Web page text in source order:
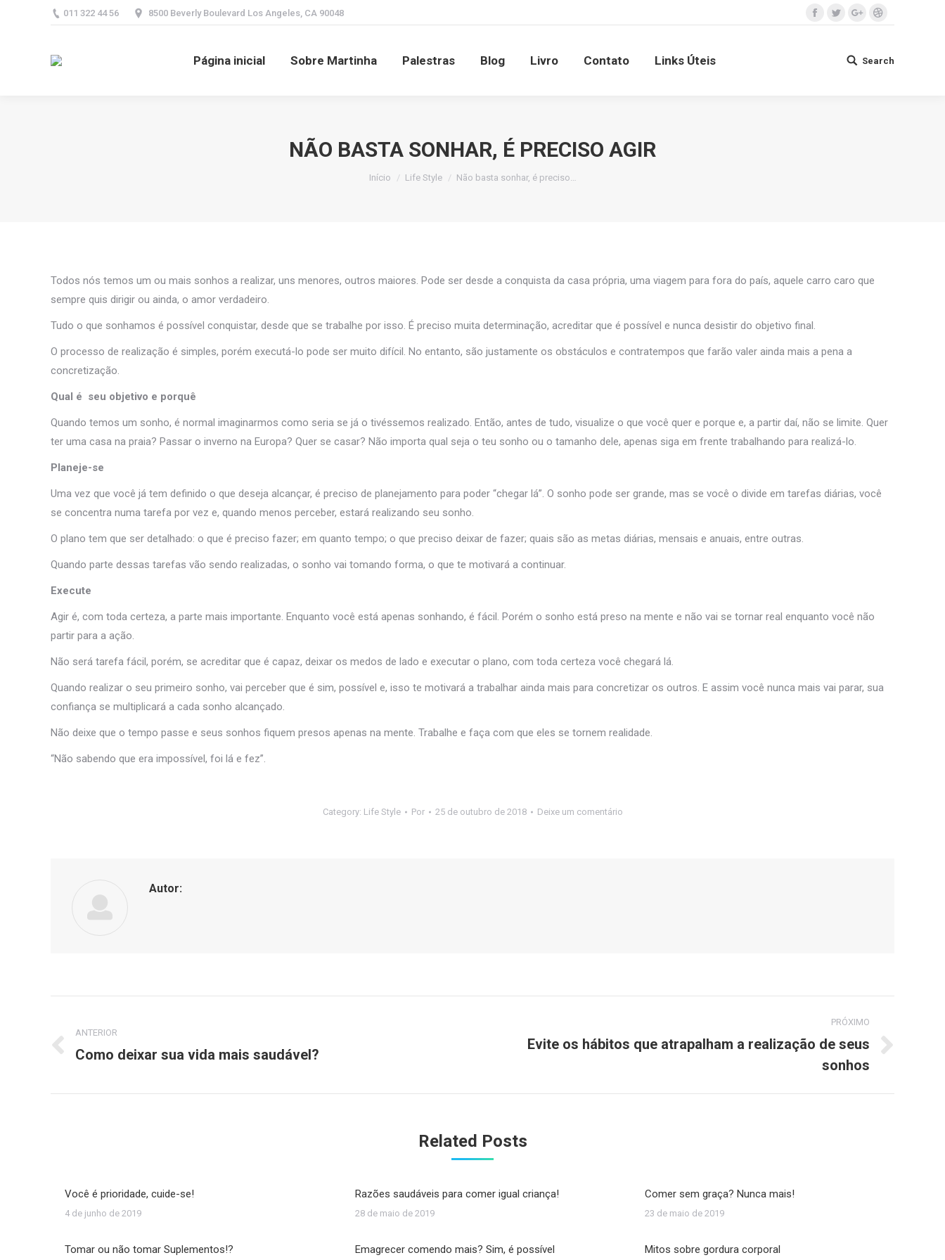
011 322 44 56 8500 Beverly Boulevard Los Angeles, CA 90048 Facebook
TwitterGoogle+Dribbble
Página inicial Sobre Martinha Palestras Blog Livro Contato Links Úteis Search:
Search
NÃO BASTA SONHAR, É PRECISO AGIR
Você está aqui:
Início Life Style Não basta sonhar, é preciso…
Todos nós temos um ou mais sonhos a realizar, uns menores, outros maiores. Pode ser desde a conquista da casa própria, uma viagem para fora do país, aquele carro caro que
sempre quis dirigir ou ainda, o amor verdadeiro.
Tudo o que sonhamos é possível conquistar, desde que se trabalhe por isso. É preciso muita determinação, acreditar que é possível e nunca desistir do objetivo final.
O processo de realização é simples, porém executá-lo pode ser muito difícil. No entanto, são justamente os obstáculos e contratempos que farão valer ainda mais a pena a
concretização.
Qual é seu objetivo e porquê
Quando temos um sonho, é normal imaginarmos como seria se já o tivéssemos realizado. Então, antes de tudo, visualize o que você quer e porque e, a partir daí, não se limite. Quer
ter uma casa na praia? Passar o inverno na Europa? Quer se casar? Não importa qual seja o teu sonho ou o tamanho dele, apenas siga em frente trabalhando para realizá-lo.
Planeje-se
Uma vez que você já tem definido o que deseja alcançar, é preciso de planejamento para poder “chegar lá”. O sonho pode ser grande, mas se você o divide em tarefas diárias, você
se concentra numa tarefa por vez e, quando menos perceber, estará realizando seu sonho.
O plano tem que ser detalhado: o que é preciso fazer; em quanto tempo; o que preciso deixar de fazer; quais são as metas diárias, mensais e anuais, entre outras.
Quando parte dessas tarefas vão sendo realizadas, o sonho vai tomando forma, o que te motivará a continuar.
Execute
Agir é, com toda certeza, a parte mais importante. Enquanto você está apenas sonhando, é fácil. Porém o sonho está preso na mente e não vai se tornar real enquanto você não
partir para a ação.
Não será tarefa fácil, porém, se acreditar que é capaz, deixar os medos de lado e executar o plano, com toda certeza você chegará lá.
Quando realizar o seu primeiro sonho, vai perceber que é sim, possível e, isso te motivará a trabalhar ainda mais para concretizar os outros. E assim você nunca mais vai parar, sua
confiança se multiplicará a cada sonho alcançado.
Não deixe que o tempo passe e seus sonhos fiquem presos apenas na mente. Trabalhe e faça com que eles se tornem realidade.
“Não sabendo que era impossível, foi lá e fez”.
Category: Life Style Por 25 de outubro de 2018 Deixe um comentário
Autor:
deANTERIOR
Post
Como deixar sua vida mais saudável?
PRÓXIMO
Próximo
Evite os hábitos que atrapalham a realização de seus
sonhos
Related Posts
Você é prioridade, cuide-se!
4 de junho de 2019
Razões saudáveis para comer igual criança!
28 de maio de 2019
Comer sem graça? Nunca mais!
23 de maio de 2019
Tomar ou não tomar Suplementos!? Emagrecer comendo mais? Sim, é possível Mitos sobre gordura corporal
Página inicial Sobre Martinha Palestras Blog Livro Contato Links Úteis Search:
Search